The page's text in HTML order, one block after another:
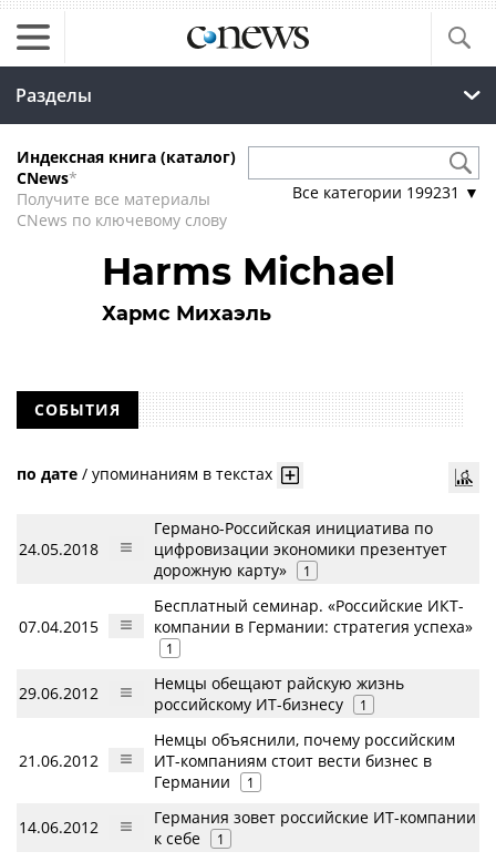
Разделы
Индексная книга (каталог)
CNews*
Получите все материалы
CNews по ключевому слову
Все категории 199231 ▼
Harms Michael
Хармс Михаэль
СОБЫТИЯ
по дате / упоминаниям в текстах
24.05.2018
Германо-Российская инициатива по
цифровизации экономики презентует
дорожную карту»
1
07.04.2015
Бесплатный семинар. «Российские ИКТ-
компании в Германии: стратегия успеха»
1
29.06.2012
Немцы обещают райскую жизнь
российскому ИТ-бизнесу
1
21.06.2012
Немцы объяснили, почему российским
ИТ-компаниям стоит вести бизнес в
Германии
1
14.06.2012
Германия зовет российские ИТ-компании
к себе
1